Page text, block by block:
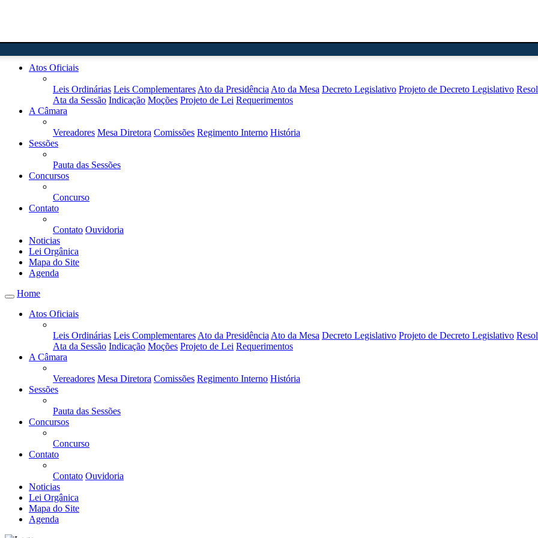
Atos Oficiais
Leis Ordinárias Leis Complementares Ato da Presidência Ato da Mesa Decreto Legislativo Projeto de Decreto Legislativo
Ata da Sessão Indicação Moções Projeto de Lei Requerimentos
A Câmara
Vereadores Mesa Diretora Comissões Regimento Interno História
Sessões
Pauta das Sessões
Concursos
Concurso
Contato
Contato Ouvidoria
Noticias
Lei Orgânica
Mapa do Site
Agenda
Home
Atos Oficiais
Leis Ordinárias Leis Complementares Ato da Presidência Ato da Mesa Decreto Legislativo Projeto de Decreto Legislativo
Ata da Sessão Indicação Moções Projeto de Lei Requerimentos
A Câmara
Vereadores Mesa Diretora Comissões Regimento Interno História
Sessões
Pauta das Sessões
Concursos
Concurso
Contato
Contato Ouvidoria
Noticias
Lei Orgânica
Mapa do Site
Agenda